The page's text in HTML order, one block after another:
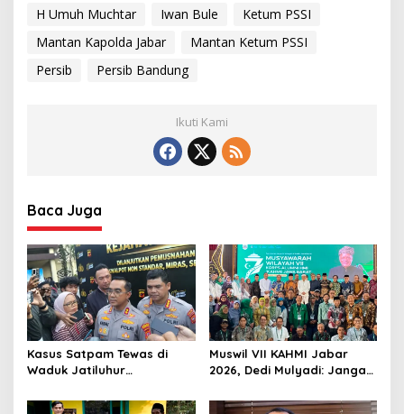
H Umuh Muchtar Iwan Bule
Ketum PSSI
Mantan Kapolda Jabar
Mantan Ketum PSSI
Persib
Persib Bandung
Ikuti Kami
Baca Juga
Kasus Satpam Tewas di
Waduk Jatiluhur
Pelaku Lebih dari 1 Orang
Muswil VII KAHMI Jabar
2026, Dedi Mulyadi: Jangan
Digital